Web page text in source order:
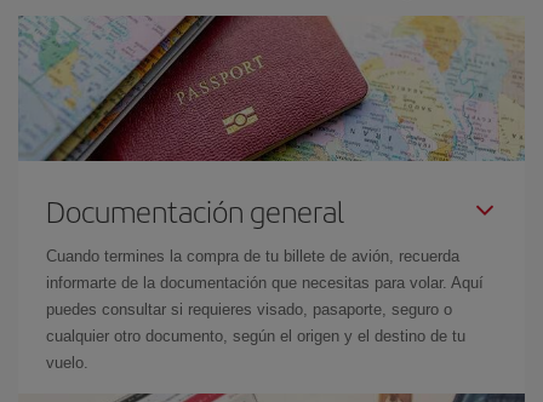
Documentación general
Cuando termines la compra de tu billete de avión, recuerda
informarte de la documentación que necesitas para volar. Aquí
puedes consultar si requieres visado, pasaporte, seguro o
cualquier otro documento, según el origen y el destino de tu
vuelo.